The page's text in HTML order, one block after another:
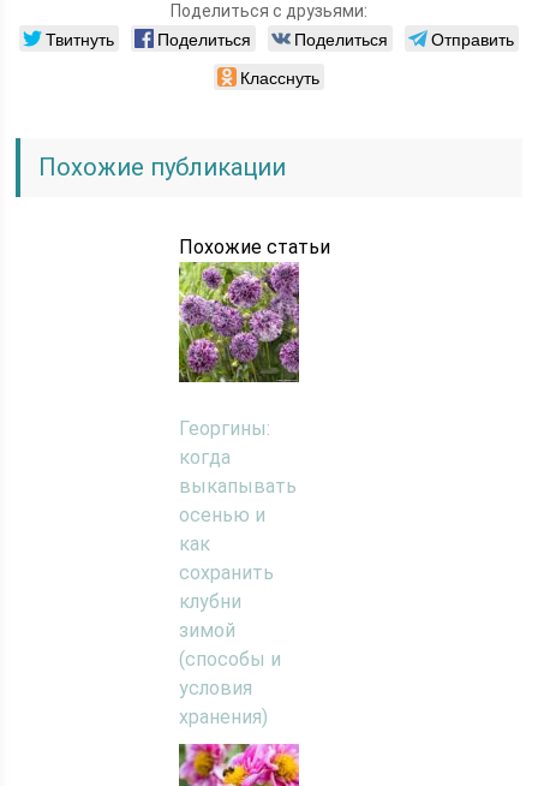
Поделиться с друзьями:
Твитнуть Поделиться Поделиться
Отправить
Класснуть
Похожие публикации
Похожие статьи
Георгины:
когда
выкапывать
осенью и
как
сохранить
клубни
зимой
(способы и
условия
хранения)